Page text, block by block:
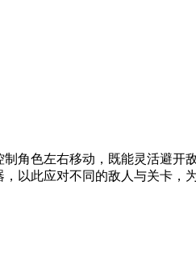
角色左右移动，既能灵活避开
以此应对不同的敌人与关卡，